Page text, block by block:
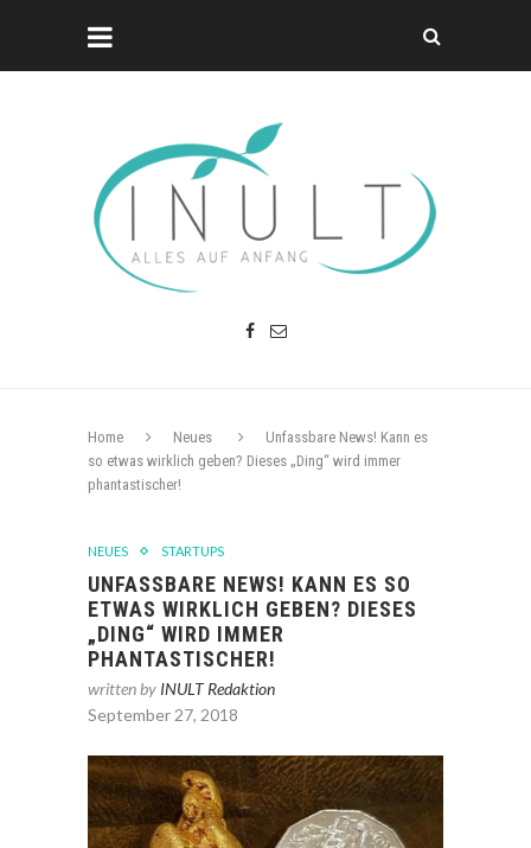
Home Neues
Unfassbare News! Kann es
so etwas wirklich geben? Dieses „Ding“ wird immer
phantastischer!
NEUES STARTUPS
UNFASSBARE NEWS! KANN ES SO
ETWAS WIRKLICH GEBEN? DIESES
„DING“ WIRD IMMER
PHANTASTISCHER!
written by INULT Redaktion
September 27, 2018